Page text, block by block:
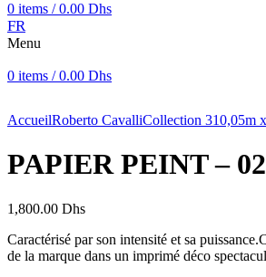
0 items / 0.00 Dhs
FR
Menu
0 items / 0.00 Dhs
AccueilRoberto CavalliCollection 310,05m
PAPIER PEINT –
1,800.00 Dhs
Caractérisé par son intensité et sa
de la marque dans un imprimé déco